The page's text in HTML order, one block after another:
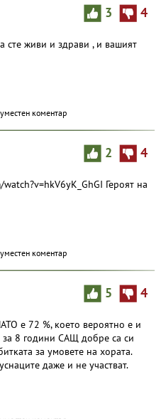
3 4
сте живи и здрави , и вашият
коментар
2 4
Героят на
коментар
5 4
е 72 %, което вероятно е и
за 8 години САЩ добре са си
за умовете на хората.
даже и не участват.